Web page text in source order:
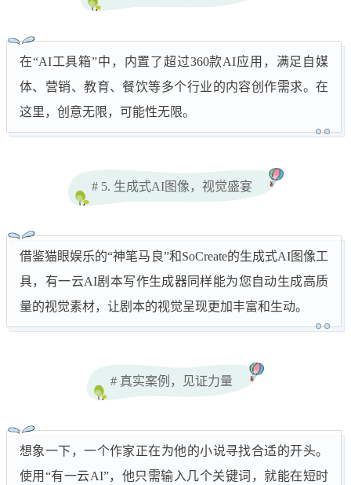
在“AI工具箱”中，内置了超过360款AI应用，满足自媒
体、营销、教育、餐饮等多个行业的内容创作需求。在
这里，创意无限，可能性无限。
# 5. 生成式AI图像，视觉盛宴
借鉴猫眼娱乐的“神笔马良”和SoCreate的生成式AI图像工
具，有一云AI剧本写作生成器同样能为您自动生成高质
量的视觉素材，让剧本的视觉呈现更加丰富和生动。
# 真实案例，见证力量
想象一下，一个作家正在为他的小说寻找合适的开头。
使用“有一云AI”，他只需输入几个关键词，就能在短时